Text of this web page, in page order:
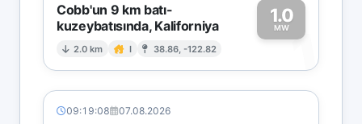
Cobb'un 9 km batı-
kuzeybatısında, Kaliforniya
2.0 km I 38.86, -122.82
1.0
MW1
09:19:08 07.08.2026